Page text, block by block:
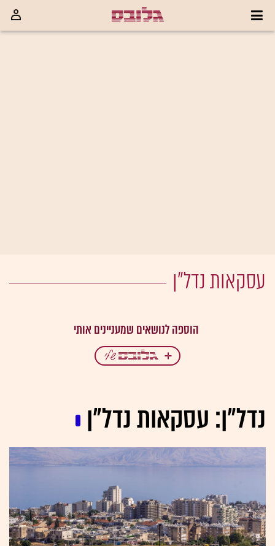
עסקאות נדל"ן
נדל"ן: עסקאות נדל"ן